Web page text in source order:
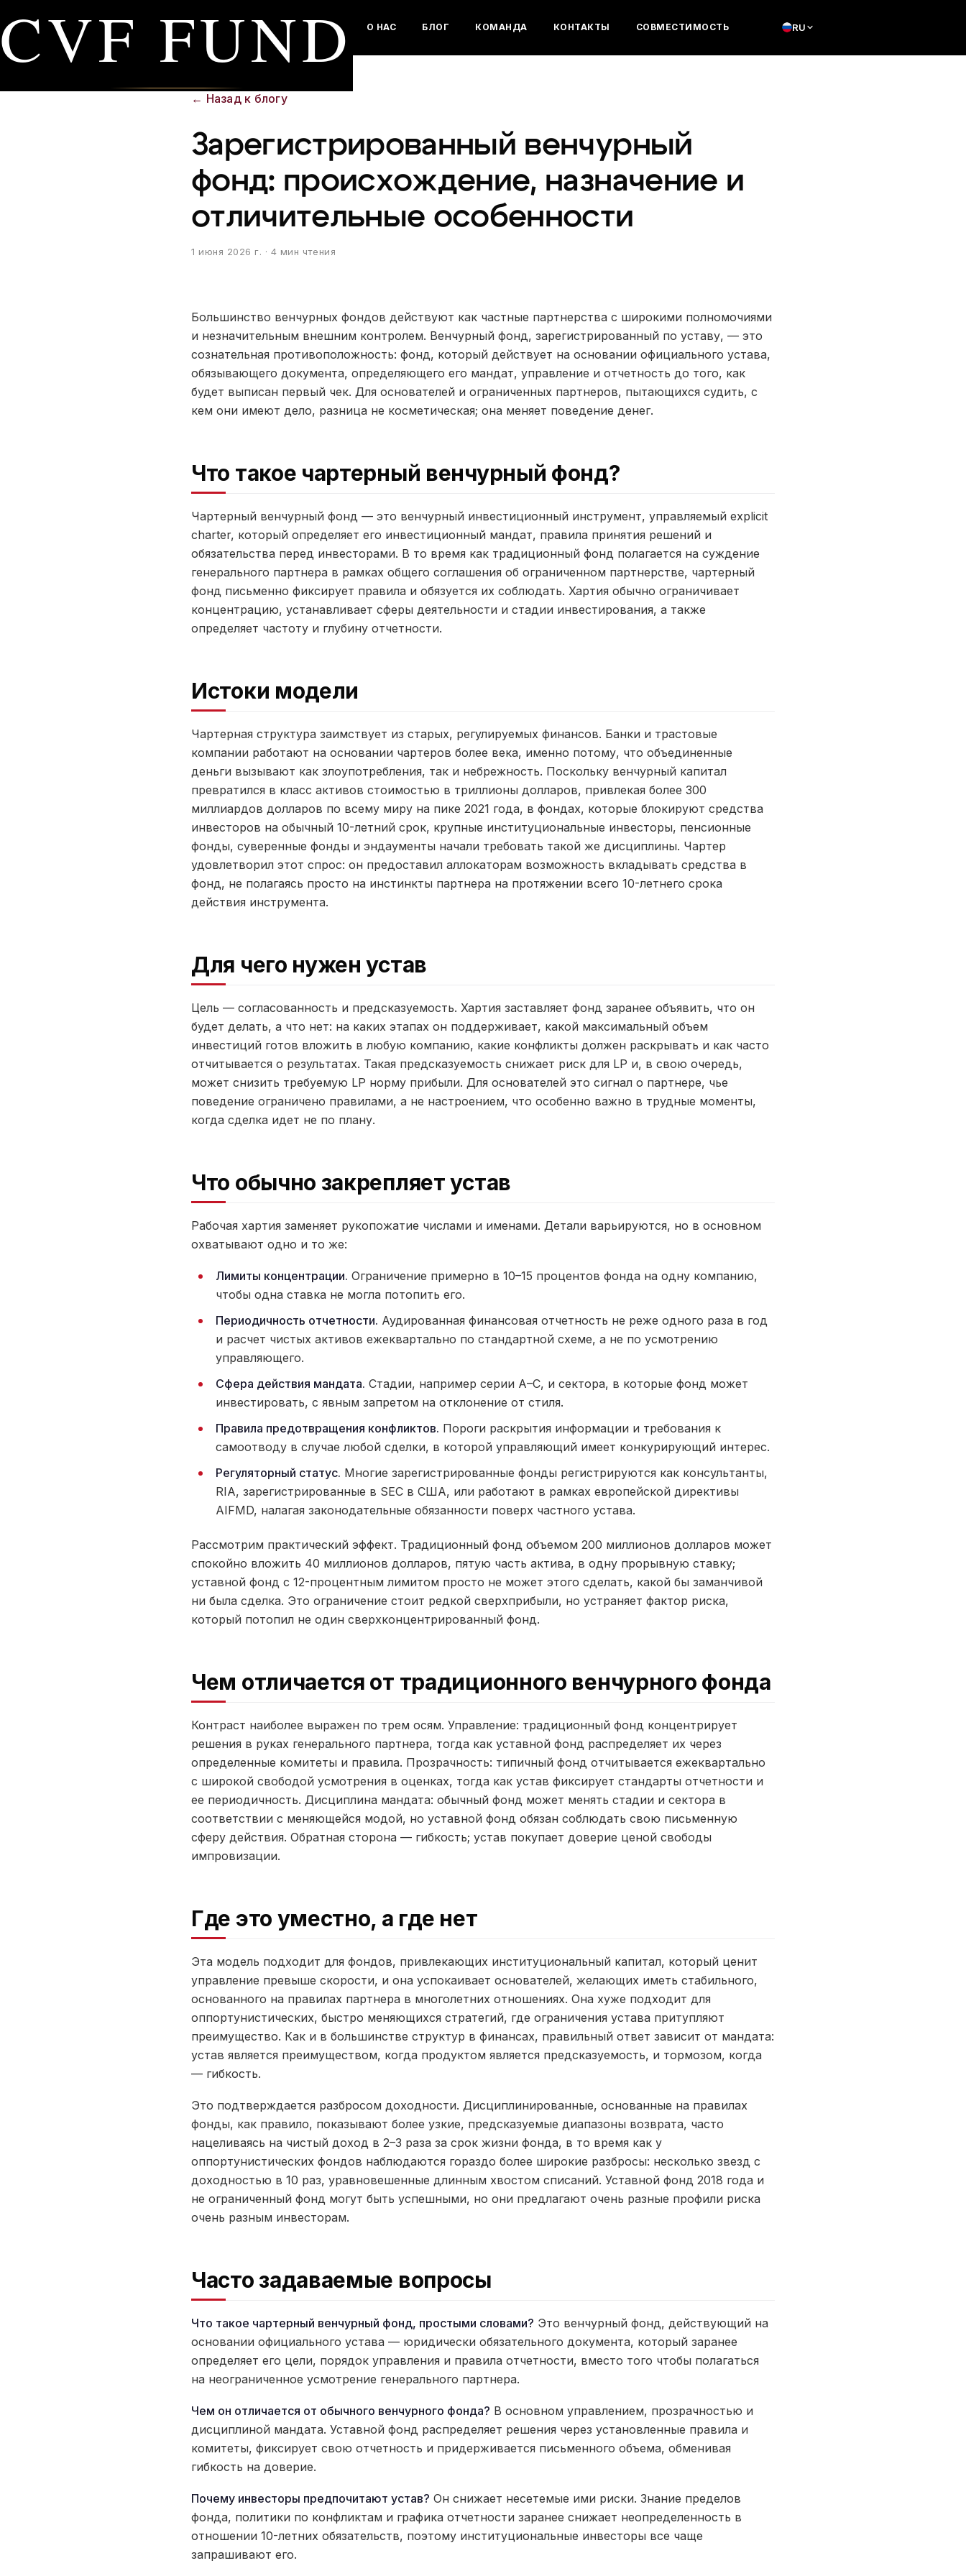
CVF FUND RU
О НАС БЛОГ КОМАНДА КОНТАКТЫ СОВМЕСТИМОСТЬ
← Назад к блогу
Зарегистрированный венчурный
фонд: происхождение, назначение и
отличительные особенности
1 июня 2026 г. · 4 мин чтения
Большинство венчурных фондов действуют как частные партнерства с широкими полномочиями
и незначительным внешним контролем. Венчурный фонд, зарегистрированный по уставу, — это
сознательная противоположность: фонд, который действует на основании официального устава,
обязывающего документа, определяющего его мандат, управление и отчетность до того, как
будет выписан первый чек. Для основателей и ограниченных партнеров, пытающихся судить, с
кем они имеют дело, разница не косметическая; она меняет поведение денег.
Что такое чартерный венчурный фонд?
Чартерный венчурный фонд — это венчурный инвестиционный инструмент, управляемый explicit
charter, который определяет его инвестиционный мандат, правила принятия решений и
обязательства перед инвесторами. В то время как традиционный фонд полагается на суждение
генерального партнера в рамках общего соглашения об ограниченном партнерстве, чартерный
фонд письменно фиксирует правила и обязуется их соблюдать. Хартия обычно ограничивает
концентрацию, устанавливает сферы деятельности и стадии инвестирования, а также
определяет частоту и глубину отчетности.
Истоки модели
Чартерная структура заимствует из старых, регулируемых финансов. Банки и трастовые
компании работают на основании чартеров более века, именно потому, что объединенные
деньги вызывают как злоупотребления, так и небрежность. Поскольку венчурный капитал
превратился в класс активов стоимостью в триллионы долларов, привлекая более 300
миллиардов долларов по всему миру на пике 2021 года, в фондах, которые блокируют средства
инвесторов на обычный 10-летний срок, крупные институциональные инвесторы, пенсионные
фонды, суверенные фонды и эндаументы начали требовать такой же дисциплины. Чартер
удовлетворил этот спрос: он предоставил аллокаторам возможность вкладывать средства в
фонд, не полагаясь просто на инстинкты партнера на протяжении всего 10-летнего срока
действия инструмента.
Для чего нужен устав
Цель — согласованность и предсказуемость. Хартия заставляет фонд заранее объявить, что он
будет делать, а что нет: на каких этапах он поддерживает, какой максимальный объем
инвестиций готов вложить в любую компанию, какие конфликты должен раскрывать и как часто
отчитывается о результатах. Такая предсказуемость снижает риск для LP и, в свою очередь,
может снизить требуемую LP норму прибыли. Для основателей это сигнал о партнере, чье
поведение ограничено правилами, а не настроением, что особенно важно в трудные моменты,
когда сделка идет не по плану.
Что обычно закрепляет устав
Рабочая хартия заменяет рукопожатие числами и именами. Детали варьируются, но в основном
охватывают одно и то же:
Лимиты концентрации. Ограничение примерно в 10–15 процентов фонда на одну компанию,
чтобы одна ставка не могла потопить его.
Периодичность отчетности. Аудированная финансовая отчетность не реже одного раза в год
и расчет чистых активов ежеквартально по стандартной схеме, а не по усмотрению
управляющего.
Сфера действия мандата. Стадии, например серии A–C, и сектора, в которые фонд может
инвестировать, с явным запретом на отклонение от стиля.
Правила предотвращения конфликтов. Пороги раскрытия информации и требования к
самоотводу в случае любой сделки, в которой управляющий имеет конкурирующий интерес.
Регуляторный статус. Многие зарегистрированные фонды регистрируются как консультанты,
RIA, зарегистрированные в SEC в США, или работают в рамках европейской директивы
AIFMD, налагая законодательные обязанности поверх частного устава.
Рассмотрим практический эффект. Традиционный фонд объемом 200 миллионов долларов может
спокойно вложить 40 миллионов долларов, пятую часть актива, в одну прорывную ставку;
уставной фонд с 12-процентным лимитом просто не может этого сделать, какой бы заманчивой
ни была сделка. Это ограничение стоит редкой сверхприбыли, но устраняет фактор риска,
который потопил не один сверхконцентрированный фонд.
Чем отличается от традиционного венчурного фонда
Контраст наиболее выражен по трем осям. Управление: традиционный фонд концентрирует
решения в руках генерального партнера, тогда как уставной фонд распределяет их через
определенные комитеты и правила. Прозрачность: типичный фонд отчитывается ежеквартально
с широкой свободой усмотрения в оценках, тогда как устав фиксирует стандарты отчетности и
ее периодичность. Дисциплина мандата: обычный фонд может менять стадии и сектора в
соответствии с меняющейся модой, но уставной фонд обязан соблюдать свою письменную
сферу действия. Обратная сторона — гибкость; устав покупает доверие ценой свободы
импровизации.
Где это уместно, а где нет
Эта модель подходит для фондов, привлекающих институциональный капитал, который ценит
управление превыше скорости, и она успокаивает основателей, желающих иметь стабильного,
основанного на правилах партнера в многолетних отношениях. Она хуже подходит для
оппортунистических, быстро меняющихся стратегий, где ограничения устава притупляют
преимущество. Как и в большинстве структур в финансах, правильный ответ зависит от мандата:
устав является преимуществом, когда продуктом является предсказуемость, и тормозом, когда
— гибкость.
Это подтверждается разбросом доходности. Дисциплинированные, основанные на правилах
фонды, как правило, показывают более узкие, предсказуемые диапазоны возврата, часто
нацеливаясь на чистый доход в 2–3 раза за срок жизни фонда, в то время как у
оппортунистических фондов наблюдаются гораздо более широкие разбросы: несколько звезд с
доходностью в 10 раз, уравновешенные длинным хвостом списаний. Уставной фонд 2018 года и
не ограниченный фонд могут быть успешными, но они предлагают очень разные профили риска
очень разным инвесторам.
Часто задаваемые вопросы
Что такое чартерный венчурный фонд, простыми словами? Это венчурный фонд, действующий на
основании официального устава — юридически обязательного документа, который заранее
определяет его цели, порядок управления и правила отчетности, вместо того чтобы полагаться
на неограниченное усмотрение генерального партнера.
Чем он отличается от обычного венчурного фонда? В основном управлением, прозрачностью и
дисциплиной мандата. Уставной фонд распределяет решения через установленные правила и
комитеты, фиксирует свою отчетность и придерживается письменного объема, обменивая
гибкость на доверие.
Почему инвесторы предпочитают устав? Он снижает несетемые ими риски. Знание пределов
фонда, политики по конфликтам и графика отчетности заранее снижает неопределенность в
отношении 10-летних обязательств, поэтому институциональные инвесторы все чаще
запрашивают его.